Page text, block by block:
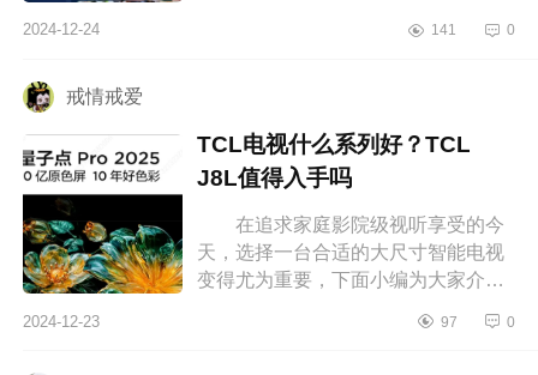
都是杠杠的，酷开电视基本在同段
2024-12-24 141 0
戒情戒爱
TCL电视什么系列好？TCL
J8L值得入手吗
在追求家庭影院级视听享受的今
天，选择一台合适的大尺寸智能电视
变得尤为重要，下面小编为大家介绍
入手吗 TCL电视什么系列好
2024-12-23 97 0